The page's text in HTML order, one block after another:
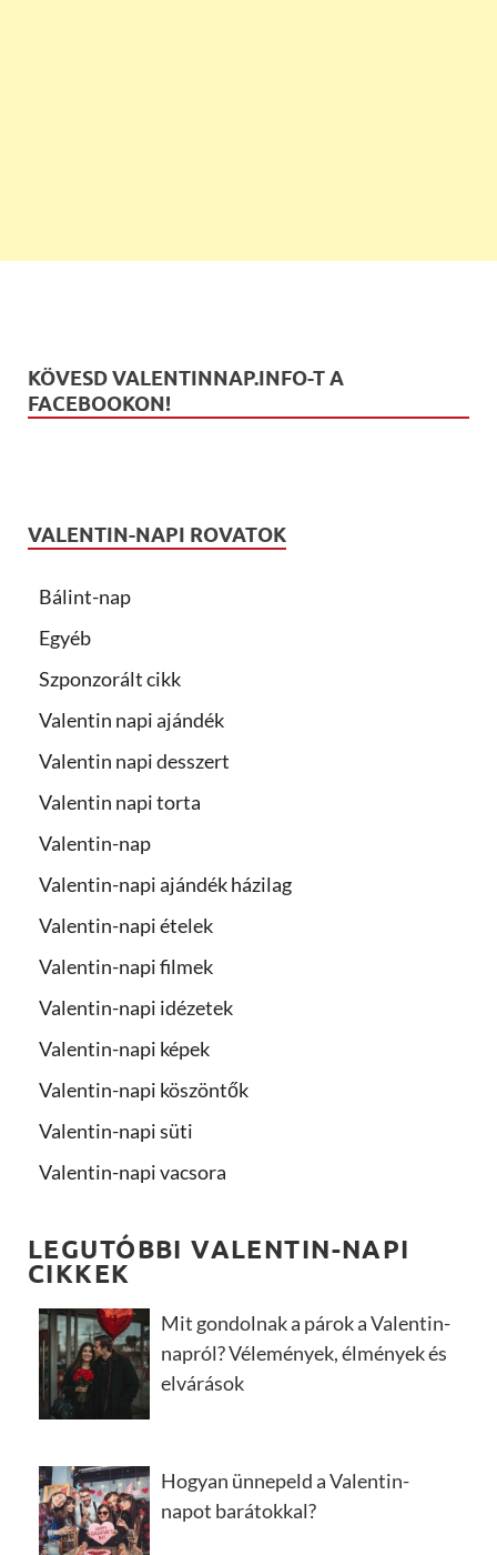
KÖVESD VALENTINNAP.INFO-T A
FACEBOOKON!
VALENTIN-NAPI ROVATOK
Bálint-nap
Egyéb
Szponzorált cikk
Valentin napi ajándék
Valentin napi desszert
Valentin napi torta
Valentin-nap
Valentin-napi ajándék házilag
Valentin-napi ételek
Valentin-napi filmek
Valentin-napi idézetek
Valentin-napi képek
Valentin-napi köszöntők
Valentin-napi süti
Valentin-napi vacsora
LEGUTÓBBI VALENTIN-NAPI
CIKKEK
Mit gondolnak a párok a Valentin-
napról? Vélemények, élmények és
elvárások
Hogyan ünnepeld a Valentin-
napot barátokkal?